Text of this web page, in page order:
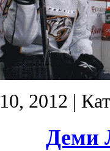
2012 |
Деми